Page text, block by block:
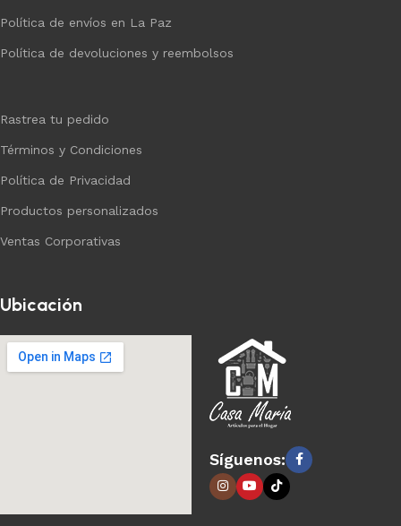
Política de envíos en La Paz
Política de devoluciones y reembolsos
Rastrea tu pedido
Términos y Condiciones
Política de Privacidad
Productos personalizados
Ventas Corporativas
Ubicación
Síguenos: